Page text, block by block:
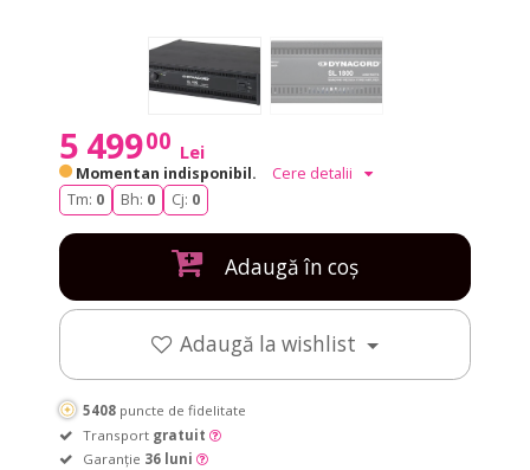
5 49900 Lei
Momentan indisponibil.
Cere detalii
Tm: 0 Bh: 0 Cj: 0
Adaugă în coș
Adaugă la wishlist
5408 puncte de fidelitate
Transport gratuit
Garanție 36 luni